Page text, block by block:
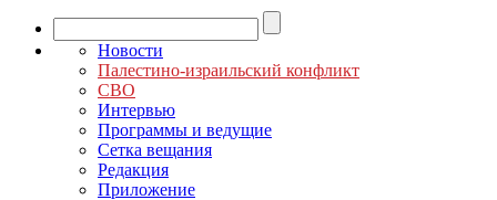
Новости
Палестино-израильский конфликт
СВО
Интервью
Программы и ведущие
Сетка вещания
Редакция
Приложение